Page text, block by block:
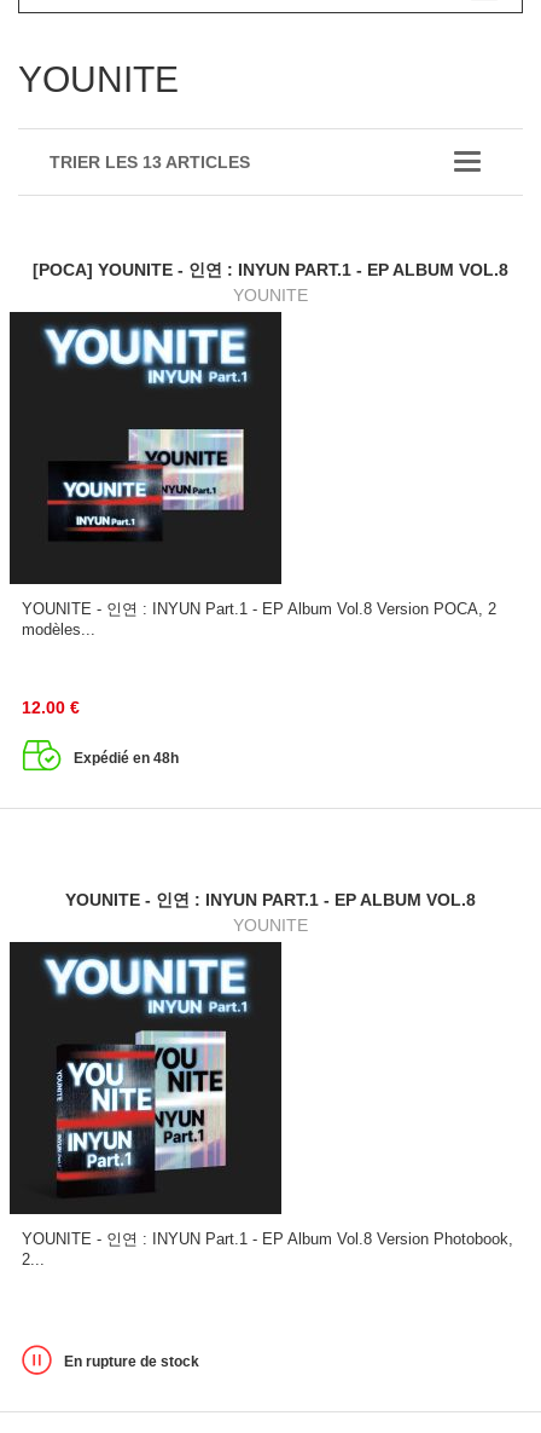
YOUNITE
TRIER LES 13 ARTICLES
[POCA] YOUNITE - 인연 : INYUN PART.1 - EP ALBUM VOL.8
YOUNITE
YOUNITE - 인연 : INYUN Part.1 - EP Album Vol.8 Version POCA, 2
modèles...
12.00 €
Expédié en 48h
YOUNITE - 인연 : INYUN PART.1 - EP ALBUM VOL.8
YOUNITE
YOUNITE - 인연 : INYUN Part.1 - EP Album Vol.8 Version Photobook,
2...
En rupture de stock